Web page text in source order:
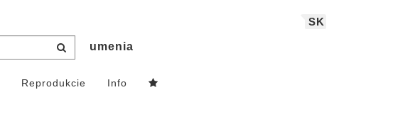
SK
umenia
Reprodukcie Info